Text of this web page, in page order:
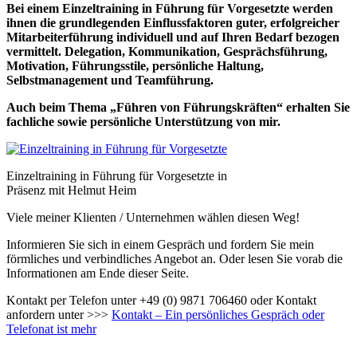
Bei einem Einzeltraining in Führung für Vorgesetzte werden
ihnen die grundlegenden Einflussfaktoren guter, erfolgreicher
Mitarbeiterführung individuell und auf Ihren Bedarf bezogen
vermittelt. Delegation, Kommunikation, Gesprächsführung,
Motivation, Führungsstile, persönliche Haltung,
Selbstmanagement und Teamführung.
Auch beim Thema „Führen von Führungskräften“ erhalten Sie
fachliche sowie persönliche Unterstützung von mir.
Einzeltraining in Führung für Vorgesetzte in
Präsenz mit Helmut Heim
Viele meiner Klienten / Unternehmen wählen diesen Weg!
Informieren Sie sich in einem Gespräch und fordern Sie mein
förmliches und verbindliches Angebot an. Oder lesen Sie vorab die
Informationen am Ende dieser Seite.
Kontakt per Telefon unter +49 (0) 9871 706460 oder Kontakt
anfordern unter >>> Kontakt – Ein persönliches Gespräch oder
Telefonat ist mehr